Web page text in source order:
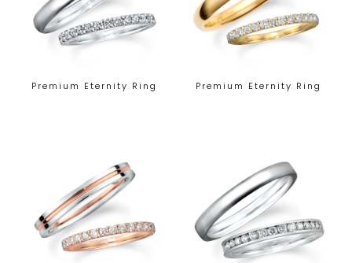
Premium Eternity Ring Premium Eternity Ring